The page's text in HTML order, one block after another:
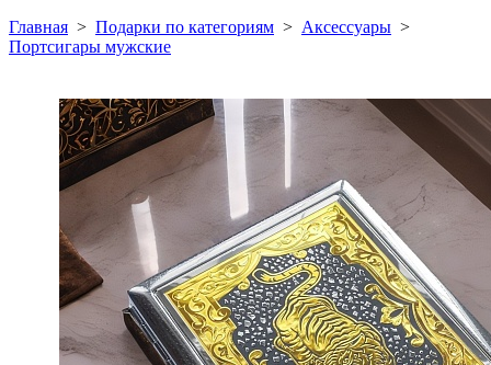
Главная > Подарки по категориям > Аксессуары >
Портсигары мужские